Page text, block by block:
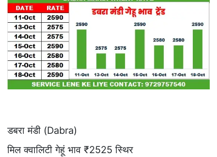
डबरा मंडी (Dabra)
मिल क्वालिटी गेहूं भाव ₹2525 स्थिर